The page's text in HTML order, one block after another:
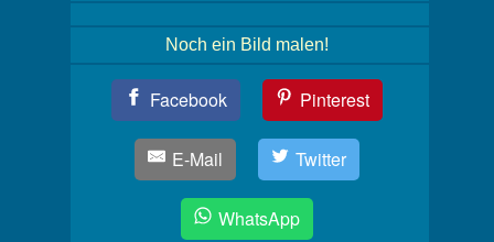
Noch ein Bild malen!
Facebook Pinterest
E-Mail Twitter
WhatsApp